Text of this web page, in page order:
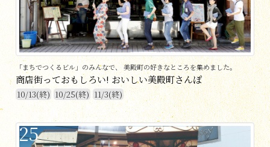
「まちでつくるビル」のみんなで、 美殿町の好きなところを集めました。
商店街っておもしろい! おいしい美殿町さんぽ
10/13(終) 10/25(終) 11/3(終)
25